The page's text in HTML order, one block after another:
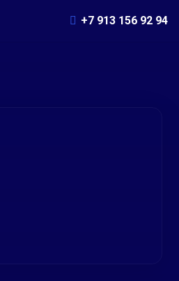
+7 913 156 92 94